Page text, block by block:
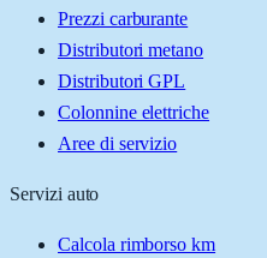
Prezzi carburante
Distributori metano
Distributori GPL
Colonnine elettriche
Aree di servizio
Servizi auto
Calcola rimborso km